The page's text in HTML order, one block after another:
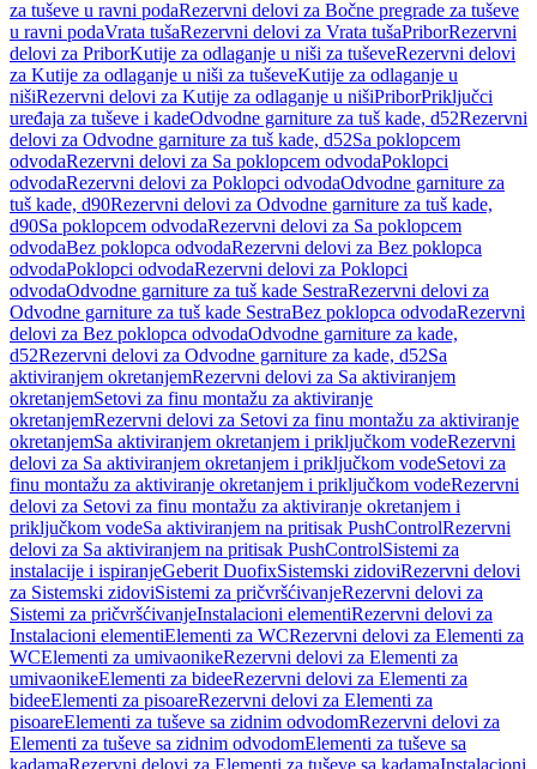
za tuševe u ravni podaRezervni delovi za Bočne pregrade za tuševe
u ravni podaVrata tušaRezervni delovi za Vrata tušaPriborRezervni
delovi za PriborKutije za odlaganje u niši za tuševeRezervni delovi
za Kutije za odlaganje u niši za tuševeKutije za odlaganje u
nišiRezervni delovi za Kutije za odlaganje u nišiPriborPriključci
uređaja za tuševe i kadeOdvodne garniture za tuš kade, d52Rezervni
delovi za Odvodne garniture za tuš kade, d52Sa poklopcem
odvodaRezervni delovi za Sa poklopcem odvodaPoklopci
odvodaRezervni delovi za Poklopci odvodaOdvodne garniture za
tuš kade, d90Rezervni delovi za Odvodne garniture za tuš kade,
d90Sa poklopcem odvodaRezervni delovi za Sa poklopcem
odvodaBez poklopca odvodaRezervni delovi za Bez poklopca
odvodaPoklopci odvodaRezervni delovi za Poklopci
odvodaOdvodne garniture za tuš kade SestraRezervni delovi za
Odvodne garniture za tuš kade SestraBez poklopca odvodaRezervni
delovi za Bez poklopca odvodaOdvodne garniture za kade,
d52Rezervni delovi za Odvodne garniture za kade, d52Sa
aktiviranjem okretanjemRezervni delovi za Sa aktiviranjem
okretanjemSetovi za finu montažu za aktiviranje
okretanjemRezervni delovi za Setovi za finu montažu za aktiviranje
okretanjemSa aktiviranjem okretanjem i priključkom vodeRezervni
delovi za Sa aktiviranjem okretanjem i priključkom vodeSetovi za
finu montažu za aktiviranje okretanjem i priključkom vodeRezervni
delovi za Setovi za finu montažu za aktiviranje okretanjem i
priključkom vodeSa aktiviranjem na pritisak PushControlRezervni
delovi za Sa aktiviranjem na pritisak PushControlSistemi za
instalacije i ispiranjeGeberit DuofixSistemski zidoviRezervni delovi
za Sistemski zidoviSistemi za pričvršćivanjeRezervni delovi za
Sistemi za pričvršćivanjeInstalacioni elementiRezervni delovi za
Instalacioni elementiElementi za WCRezervni delovi za Elementi za
WCElementi za umivaonikeRezervni delovi za Elementi za
umivaonikeElementi za bideeRezervni delovi za Elementi za
bideeElementi za pisoareRezervni delovi za Elementi za
pisoareElementi za tuševe sa zidnim odvodomRezervni delovi za
Elementi za tuševe sa zidnim odvodomElementi za tuševe sa
kadamaRezervni delovi za Elementi za tuševe sa kadamaInstalacioni